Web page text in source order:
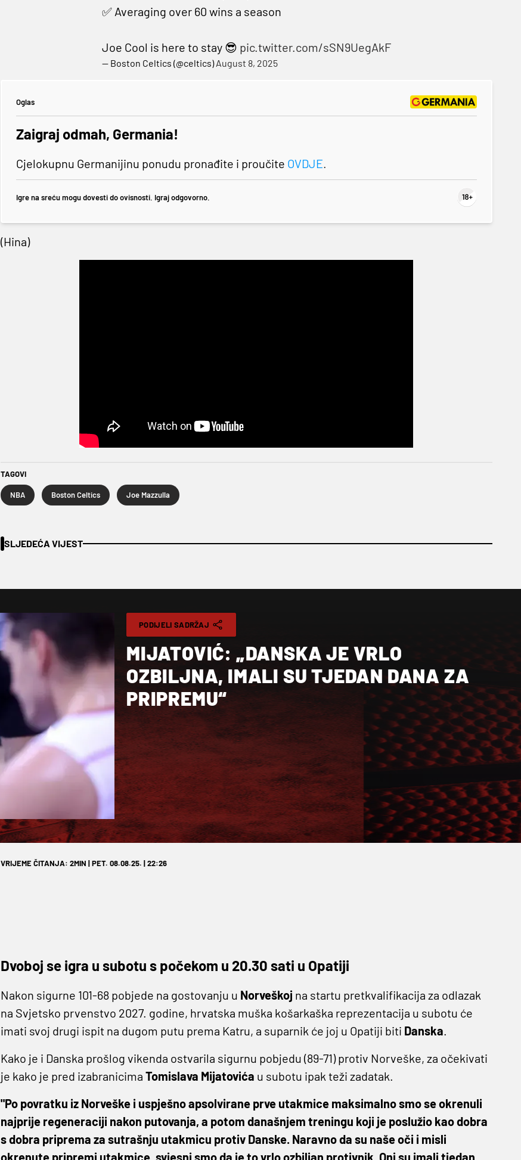
✅ Averaging over 60 wins a season
Joe Cool is here to stay 😎 pic.twitter.com/sSN9UegAkF
— Boston Celtics (@celtics)August 8, 2025
Oglas
Zaigraj odmah, Germania!
Cjelokupnu Germanijinu ponudu pronađite i proučite OVDJE.
Igre na sreću mogu dovesti do ovisnosti. Igraj odgovorno.
(Hina)
TAGOVI
NBA Boston Celtics Joe Mazzulla
SLJEDEĆA VIJEST
PODIJELI SADRŽAJ
MIJATOVIĆ: „DANSKA JE VRLO
OZBILJNA, IMALI SU TJEDAN DANA ZA
PRIPREMU“
VRIJEME ČITANJA: 2MIN | PET. 08.08.25. | 22:26
Dvoboj se igra u subotu s počekom u 20.30 sati u Opatiji
Nakon sigurne 101-68 pobjede na gostovanju u Norveškoj na startu pretkvalifikacija za odlazak
na Svjetsko prvenstvo 2027. godine, hrvatska muška košarkaška reprezentacija u subotu će
imati svoj drugi ispit na dugom putu prema Katru, a suparnik će joj u Opatiji biti Danska
Kako je i Danska prošlog vikenda ostvarila sigurnu pobjedu (89-71) protiv Norveške, za očekivati
je kako je pred izabranicima Tomislava Mijatovića u subotu ipak teži zadatak.
"Po povratku iz Norveške i uspješno apsolvirane prve utakmice maksimalno smo se okrenuli
najprije regeneraciji nakon putovanja, a potom današnjem treningu koji je poslužio kao dobra
s dobra priprema za sutrašnju utakmicu protiv Danske. Naravno da su naše oči i misli
okrenute pripremi utakmice, svjesni smo da je to vrlo ozbiljan protivnik. Oni su imali tjedan